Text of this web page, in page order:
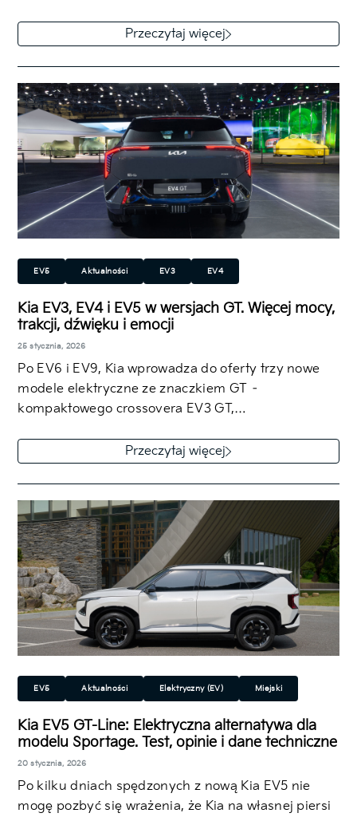
Przeczytaj więcej
EV5 Aktualności EV3 EV4
Kia EV3, EV4 i EV5 w wersjach GT. Więcej mocy,
trakcji, dźwięku i emocji
25 stycznia, 2026
Po EV6 i EV9, Kia wprowadza do oferty trzy nowe
modele elektryczne ze znaczkiem GT –
kompaktowego crossovera EV3 GT,…
Przeczytaj więcej
EV5 Aktualności Elektryczny (EV) Miejski
Kia EV5 GT-Line: Elektryczna alternatywa dla
modelu Sportage. Test, opinie i dane techniczne
20 stycznia, 2026
Po kilku dniach spędzonych z nową Kia EV5 nie
mogę pozbyć się wrażenia, że Kia na własnej piersi